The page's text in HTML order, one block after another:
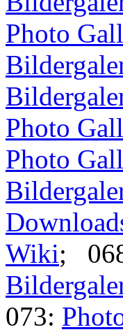
Photo
Photo
Photo
Wiki;
073: